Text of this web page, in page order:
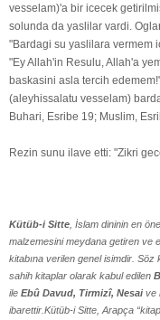
vesselam)'a bir icecek
solunda da yaslilar vardi.
"Bardagi su yaslilara vermem
"Ey Allah'in Resulu, Allah'a
baskasini asla tercih
(aleyhissalatu vesselam)
Buhari, Esribe 19; Muslim,
Rezin sunu ilave etti: "Zikri
Kütüb-i Sitte , İslam dininin en
malzemesini meydana getiren ve
kitabına verilen genel isimdir. Söz
sahih kitaplar olarak kabul edilen
ile Ebû Davud, Tirmizî, Nesaive
ibarettir.Kütüb-i Sitte, Arapça